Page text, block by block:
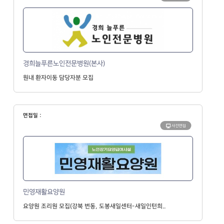
경희늘푸른노인전문병원(본사)
원내 환자이동 담당자분 모집
면접일 :
사전면접
민영재활요양원
요양원 조리원 모집(강북 번동, 도봉새일센터-새일인턴희..